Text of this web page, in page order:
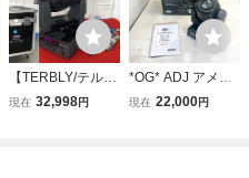
【TERBLY/テルブ
リー/業務用小型ム
現在 32,998円
*OG* ADJ アメリ
カンディージェイ
現在 22,000円